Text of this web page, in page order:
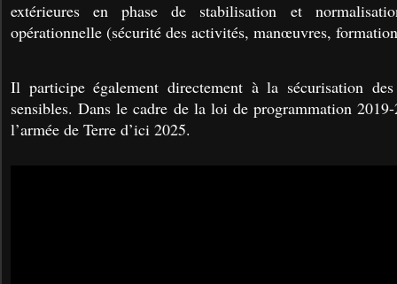
extérieures en phase de stabilisation et
opérationnelle (sécurité des activités, manœuvres,
Il participe également directement à la sécurisation
sensibles. Dans le cadre de la loi de programmation
l’armée de Terre d’ici 2025.